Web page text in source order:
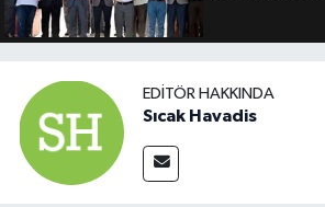
EDITÖR HAKKINDA
Sıcak Havadis